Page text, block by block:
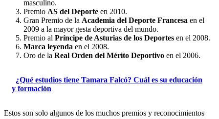
masculino.
Premio AS del Deporte en 2010.
Gran Premio de la Academia del Deporte Francesa en el
2009 a la mayor gesta deportiva del mundo.
Premio al Príncipe de Asturias de los Deportes en el 2008.
Marca leyenda en el 2008.
Oro de la Real Orden del Mérito Deportivo en el 2006.
¿Qué estudios tiene Tamara Falcó? Cuál es su educación
y formación
Estos son solo algunos de los muchos premios y reconocimientos